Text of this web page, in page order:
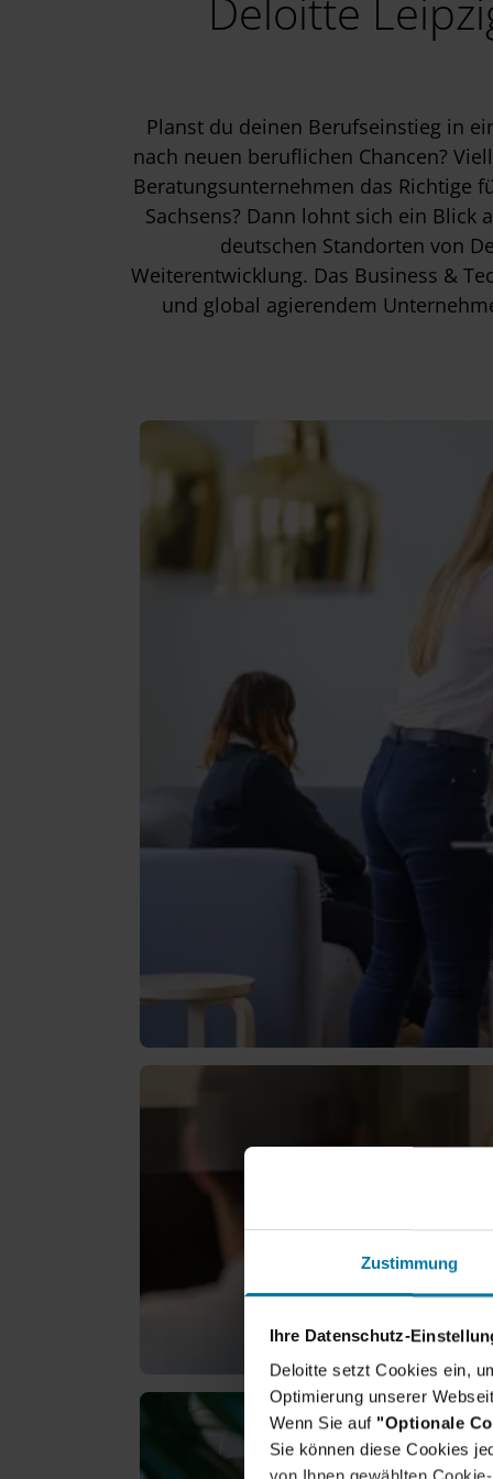
Zustimmung
Ihre Datenschutz-
Deloitte setzt Cookies ein,
Optimierung unserer
Wenn Sie auf "Optionale
Sie können diese Cookies
Deloitte
Planst du deinen Berufseinstieg in
nach neuen beruflichen Chancen?
Beratungsunternehmen das Richtige
Sachsens? Dann lohnt sich ein Blick
deutschen Standorten von
Weiterentwicklung. Das Business &
und global agierendem